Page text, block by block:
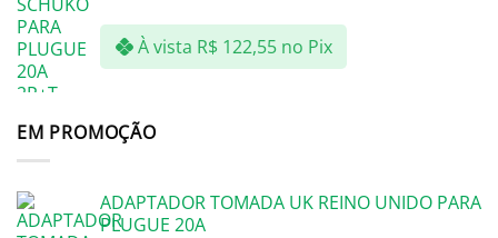
À vista R$122,55 no Pix
EM PROMOÇÃO
ADAPTADOR TOMADA UK REINO UNIDO PARA
PLUGUE 20A